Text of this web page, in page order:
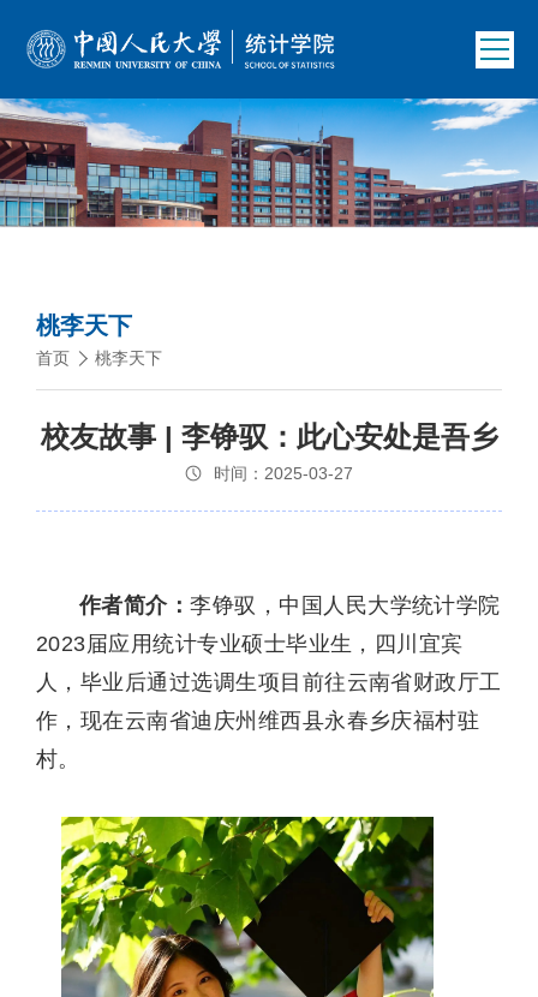
桃李天下
首页 桃李天下
校友故事 | 李铮驭：此心安处是吾乡
时间：2025-03-27
作者简介：李铮驭，中国人民大学统计学院
2023届应用统计专业硕士毕业生，四川宜宾
人，毕业后通过选调生项目前往云南省财政厅工
作，现在云南省迪庆州维西县永春乡庆福村驻
村。